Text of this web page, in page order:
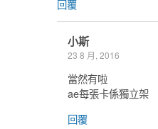
回覆
小斯
23 8 月, 2016
當然有啦
ae每張卡係獨立架
回覆